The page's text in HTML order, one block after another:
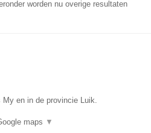
worden nu overige resultaten
en in de provincie Luik.
maps ▼